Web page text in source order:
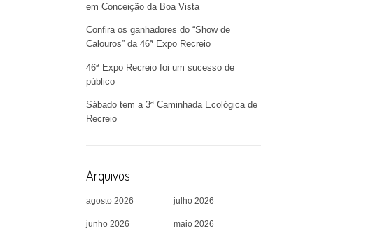
em Conceição da Boa Vista
Confira os ganhadores do “Show de
Calouros” da 46ª Expo Recreio
46ª Expo Recreio foi um sucesso de
público
Sábado tem a 3ª Caminhada Ecológica de
Recreio
Arquivos
agosto 2026 julho 2026
junho 2026 maio 2026